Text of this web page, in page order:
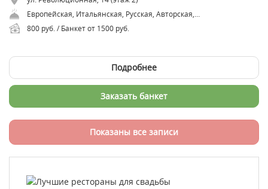
Европейская, Итальянская, Русская, Авторская, Азиатская, Кавказская, Восточная
800 руб. / Банкет от 1500 руб.
Подробнее
Заказать банкет
Показаны все записи